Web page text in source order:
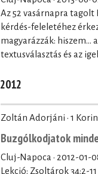
Az 52 vasárnapra
kérdés-feleletéhez
magyarázzák: hiszem…
textusválasztás és az
2012
Zoltán Adorjáni · 1
Buzgólkodjatok
Cluj-Napoca · 2012-01-
Lekció: Zsoltárok 34:2-11